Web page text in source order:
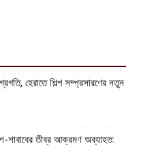
হেরাতে শিল্প সম্প্রসারণের নতুন
শাবাবের তীব্র আক্রমণ অব্যাহত: